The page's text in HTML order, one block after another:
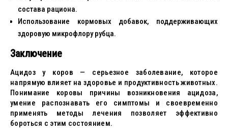
состава рациона.
Использование кормовых добавок, поддерживающих
здоровую микрофлору рубца.
Заключение
Ацидоз у коров — серьезное заболевание, которое
напрямую влияет на здоровье и продуктивность животных.
Понимание коровы причины возникновения ацидоза,
умение распознавать его симптомы и своевременно
применять методы лечения позволяет эффективно
бороться с этим состоянием.